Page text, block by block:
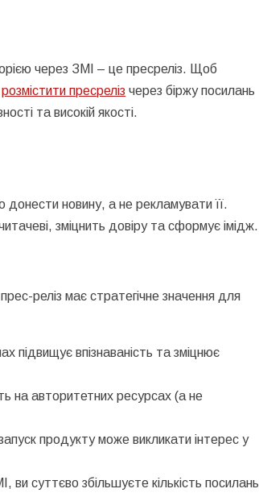
через ЗМІ – це пресреліз. Щоб
розмістити пресреліз через біржу посилань
та високій якості.
донести новину, а не рекламувати її.
зміцнить довіру та сформує імідж.
реліз має стратегічне значення для
підвищує впізнаваність та зміцнює
на авторитетних ресурсах (а не
продукту може викликати інтерес у
суттєво збільшуєте кількість посилань